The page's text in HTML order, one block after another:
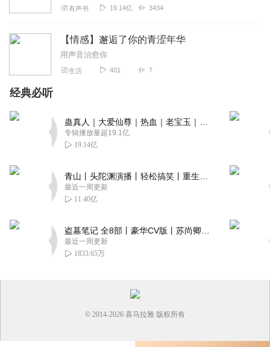
有声书 19.14亿 3434
【情感】邂逅了你的青涩年华
用声音治愈你
生活 401 7
经典必听
专辑播放量超19.1亿
19.14亿
最近一周更新
11.40亿
最近一周更新
1833.65万
© 2014-2026 喜马拉雅 版权所有